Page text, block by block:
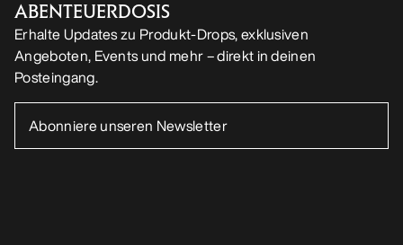
ABENTEUERDOSIS
Erhalte Updates zu Produkt-Drops, exklusiven
Angeboten, Events und mehr – direkt in deinen
Posteingang.